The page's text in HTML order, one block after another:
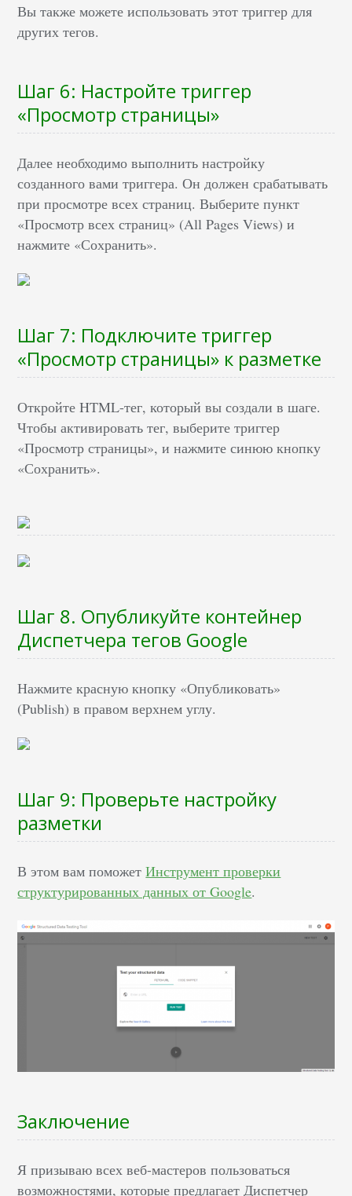
Вы также можете использовать этот триггер для
других тегов.
Шаг 6: Настройте триггер
«Просмотр страницы»
Далее необходимо выполнить настройку
созданного вами триггера. Он должен срабатывать
при просмотре всех страниц. Выберите пункт
«Просмотр всех страниц» (All Pages Views) и
нажмите «Сохранить».
Шаг 7: Подключите триггер
«Просмотр страницы» к разметке
Откройте HTML-тег, который вы создали в шаге.
Чтобы активировать тег, выберите триггер
«Просмотр страницы», и нажмите синюю кнопку
«Сохранить».
Шаг 8. Опубликуйте контейнер
Диспетчера тегов Google
Нажмите красную кнопку «Опубликовать»
(Publish) в правом верхнем углу.
Шаг 9: Проверьте настройку
разметки
В этом вам поможетИнструмент проверки
структурированных данных от Google.
Заключение
Я призываю всех веб-мастеров пользоваться
возможностями, которые предлагает Диспетчер